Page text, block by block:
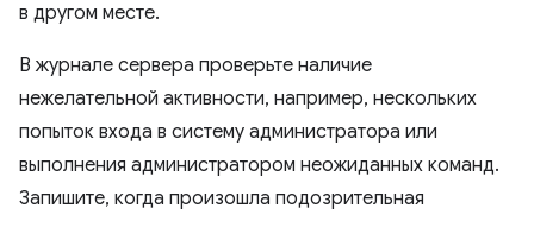
в другом месте.
В журнале сервера проверьте наличие
нежелательной активности, например, нескольких
попыток входа в систему администратора или
выполнения администратором неожиданных команд.
Запишите, когда произошла подозрительная